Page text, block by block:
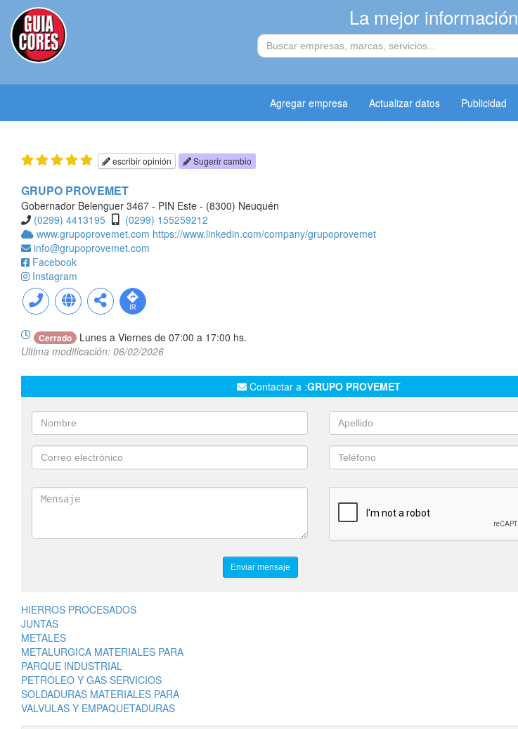
La mejor información
Agregar empresa Actualizar datos Publicidad
escribir opinión Sugerir cambio
GRUPO PROVEMET
Gobernador Belenguer 3467 - PIN Este - (8300) Neuquén
(0299) 4413195
(0299) 155259212
www.grupoprovemet.com https://www.linkedin.com/company/grupoprovemet
info@grupoprovemet.com
Facebook
Instagram
Cerrado
Lunes a Viernes de 07:00 a 17:00 hs.
Ultima modificación: 06/02/2026
Contactar a :GRUPO PROVEMET
HIERROS PROCESADOS
JUNTAS
METALES
METALURGICA MATERIALES PARA
PARQUE INDUSTRIAL
PETROLEO Y GAS SERVICIOS
SOLDADURAS MATERIALES PARA
VALVULAS Y EMPAQUETADURAS